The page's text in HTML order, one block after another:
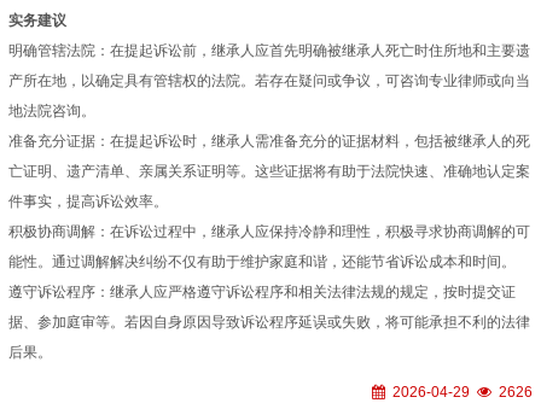
实务建议
明确管辖法院：在提起诉讼前，继承人应首先明确被继承人死亡时住所地和主要遗
产所在地，以确定具有管辖权的法院。若存在疑问或争议，可咨询专业律师或向当
地法院咨询。
准备充分证据：在提起诉讼时，继承人需准备充分的证据材料，包括被继承人的死
亡证明、遗产清单、亲属关系证明等。这些证据将有助于法院快速、准确地认定案
件事实，提高诉讼效率。
积极协商调解：在诉讼过程中，继承人应保持冷静和理性，积极寻求协商调解的可
能性。通过调解解决纠纷不仅有助于维护家庭和谐，还能节省诉讼成本和时间。
遵守诉讼程序：继承人应严格遵守诉讼程序和相关法律法规的规定，按时提交证
据、参加庭审等。若因自身原因导致诉讼程序延误或失败，将可能承担不利的法律
后果。
2026-04-29 2626